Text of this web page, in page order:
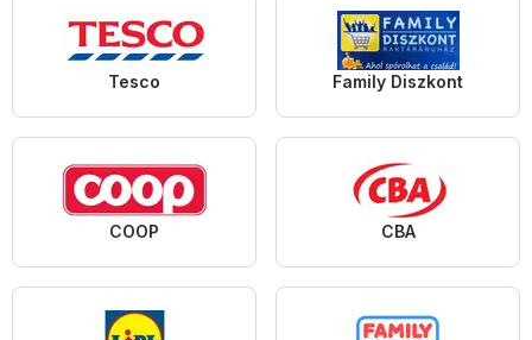
Tesco Family Diszkont
COOP CBA